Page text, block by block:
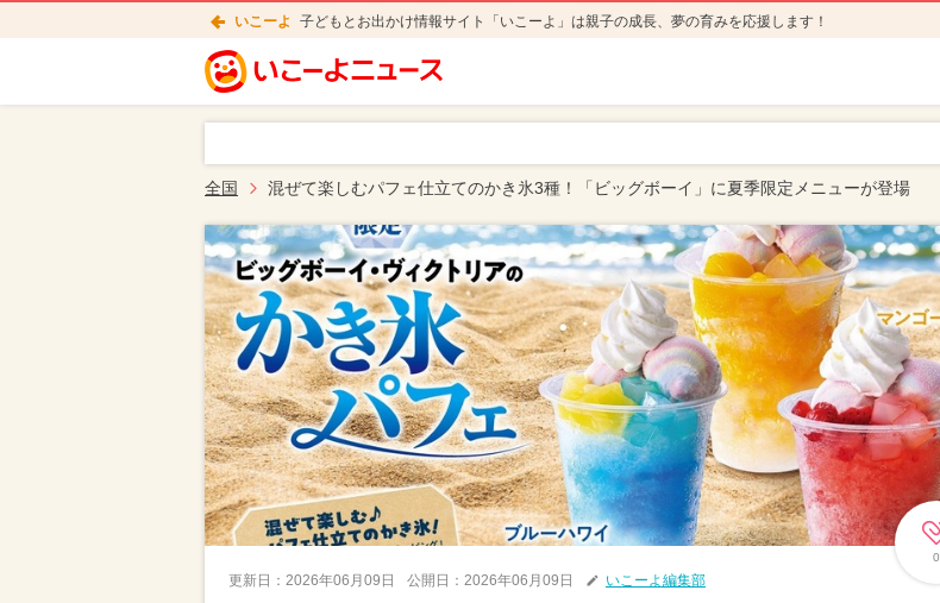
いこーよ 子どもとお出かけ情報サイト「いこーよ」は親子の成長、夢の育みを応援します！
全国 混ぜて楽しむパフェ仕立てのかき氷3種！「ビッグボーイ」に夏季限定メニューが登場
0
更新日： 2026年06月09日 公開日： 2026年06月09日 いこーよ編集部